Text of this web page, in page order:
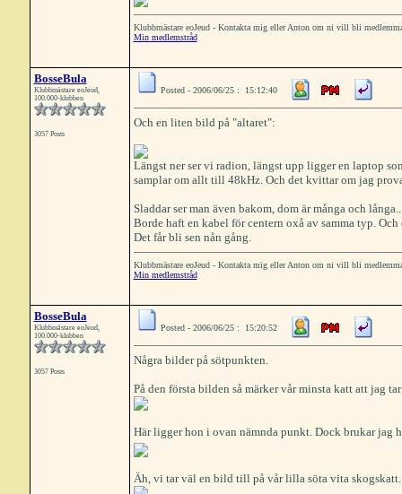
Klubbmästare eoJeud - Kontakta mig eller Anton om ni vill bli
Min medlemstråd
BosseBula
Klubbmästare eoJeud,
100.000-klubben
3057 Posts
Posted - 2006/06/25 : 15:12:40
Och en liten bild på "altaret":
Längst ner ser vi radion, längst upp ligger en laptop
samplar om allt till 48kHz. Och det kvittar om jag
Sladdar ser man även bakom, dom är många och
Borde haft en kabel för centern oxå av samma typ.
Det får bli sen nån gång.
Klubbmästare eoJeud - Kontakta mig eller Anton om ni vill bli
Min medlemstråd
BosseBula
Klubbmästare eoJeud,
100.000-klubben
3057 Posts
Posted - 2006/06/25 : 15:20:52
Några bilder på sötpunkten.
På den första bilden så märker vår minsta katt att jag
Här ligger hon i ovan nämnda punkt. Dock brukar jag
Äh, vi tar väl en bild till på vår lilla söta vita skogskatt.